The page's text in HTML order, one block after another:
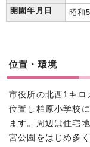
開園年月日
昭和
位置・環境
市役所の北西1キロ
位置し柏原小学校
ます。周辺は住宅
宮公園をはじめ多